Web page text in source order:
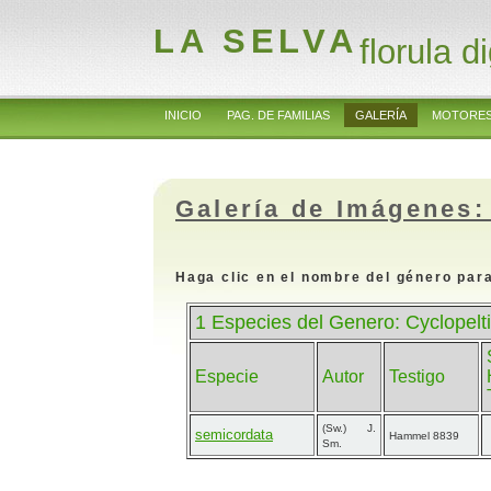
LA SELVAflorula
INICIO PAG. DE FAMILIAS GALERÍA
Galería de
Haga clic en el nombre del género
1 Especies del Genero:
Especie Autor Testigo
semicordata
(Sw.) J.
Sm.
Hammel 8839